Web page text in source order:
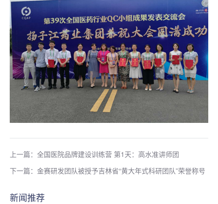
上一篇：全国医院品牌建设训练营 第1天：高水准讲师团
下一篇：金赛研发团队被授予吉林省“黄大年式科研团队”荣誉称号
新闻推荐